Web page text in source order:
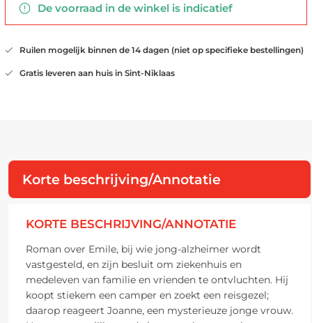
De voorraad in de winkel is indicatief
Ruilen mogelijk binnen de 14 dagen (niet op specifieke bestellingen)
Gratis leveren aan huis in Sint-Niklaas
Korte beschrijving/Annotatie
KORTE BESCHRIJVING/ANNOTATIE
Roman over Emile, bij wie jong-alzheimer wordt
vastgesteld, en zijn besluit om ziekenhuis en
medeleven van familie en vrienden te ontvluchten. Hij
koopt stiekem een camper en zoekt een reisgezel;
daarop reageert Joanne, een mysterieuze jonge vrouw.